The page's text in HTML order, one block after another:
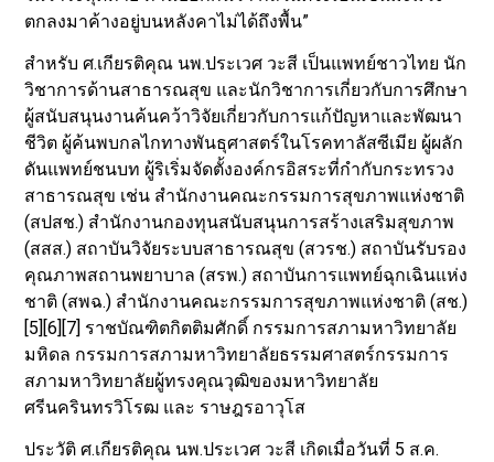
ตกลงมาค้างอยู่บนหลังคาไม่ได้ถึงพื้น”
สำหรับ ศ.เกียรติคุณ นพ.ประเวศ วะสี เป็นแพทย์ชาวไทย นัก
วิชาการด้านสาธารณสุข และนักวิชาการเกี่ยวกับการศึกษา
ผู้สนับสนุนงานค้นคว้าวิจัยเกี่ยวกับการแก้ปัญหาและพัฒนา
ชีวิต ผู้ค้นพบกลไกทางพันธุศาสตร์ในโรคทาลัสซีเมีย ผู้ผลัก
ดันแพทย์ชนบท ผู้ริเริ่มจัดตั้งองค์กรอิสระที่กำกับกระทรวง
สาธารณสุข เช่น สำนักงานคณะกรรมการสุขภาพแห่งชาติ
(สปสช.) สำนักงานกองทุนสนับสนุนการสร้างเสริมสุขภาพ
(สสส.) สถาบันวิจัยระบบสาธารณสุข (สวรช.) สถาบันรับรอง
คุณภาพสถานพยาบาล (สรพ.) สถาบันการแพทย์ฉุกเฉินแห่ง
ชาติ (สพฉ.) สำนักงานคณะกรรมการสุขภาพแห่งชาติ (สช.)
[5][6][7] ราชบัณฑิตกิตติมศักดิ์ กรรมการสภามหาวิทยาลัย
มหิดล กรรมการสภามหาวิทยาลัยธรรมศาสตร์กรรมการ
สภามหาวิทยาลัยผู้ทรงคุณวุฒิของมหาวิทยาลัย
ศรีนครินทรวิโรฒ และ ราษฎรอาวุโส
ประวัติ ศ.เกียรติคุณ นพ.ประเวศ วะสี เกิดเมื่อวันที่ 5 ส.ค.